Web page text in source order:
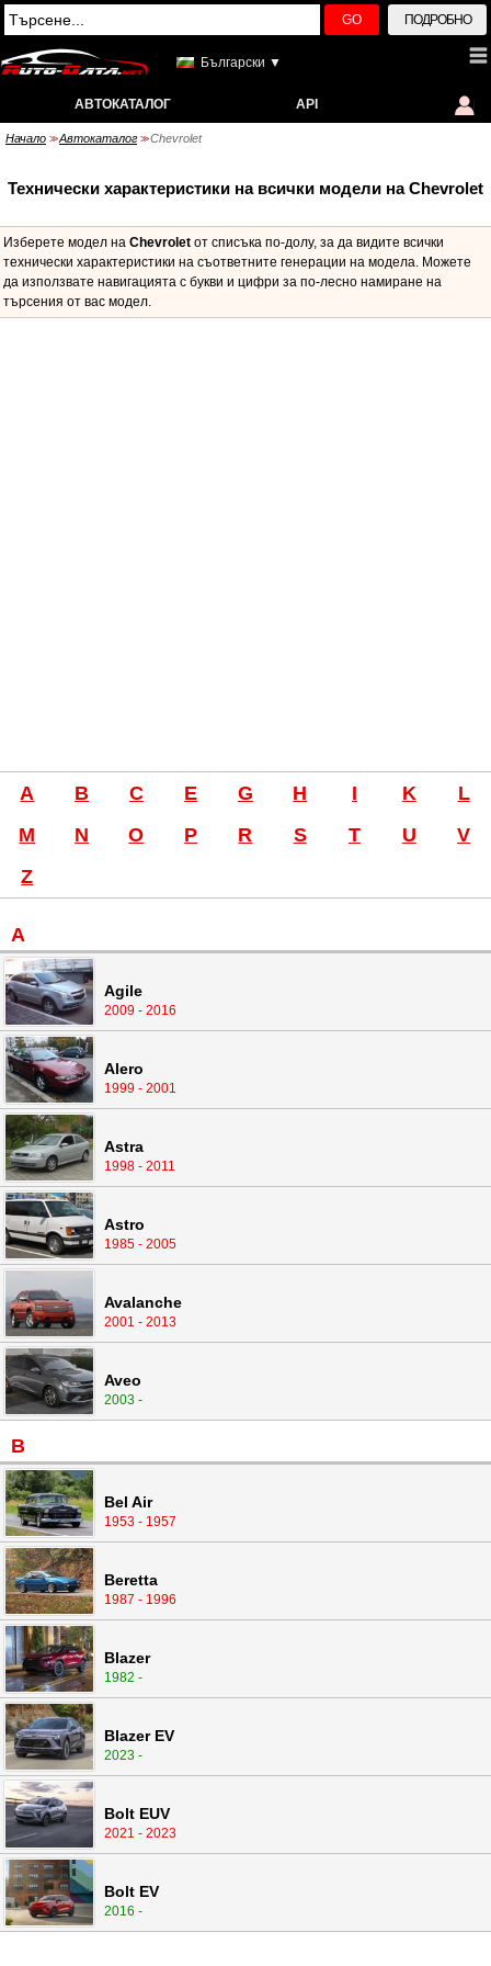
GO ПОДРОБНО
Български ▼
АВТОКАТАЛОГ API
Начало >> Автокаталог >> Chevrolet
Технически характеристики на всички модели на Chevrolet
Изберете модел на Chevrolet от списъка по-долу, за да видите всички
технически характеристики на съответните генерации на модела. Можете
да използвате навигацията с букви и цифри за по-лесно намиране на
търсения от вас модел.
A B C E G H I K
L
M
N O P R S T U
V
Z
A
Agile
2009 - 2016
Alero
1999 - 2001
Astra
1998 - 2011
Astro
1985 - 2005
Avalanche
2001 - 2013
Aveo
2003 -
B
Bel Air
1953 - 1957
Beretta
1987 - 1996
Blazer
1982 -
Blazer EV
2023 -
Bolt EUV
2021 - 2023
Bolt EV
2016 -